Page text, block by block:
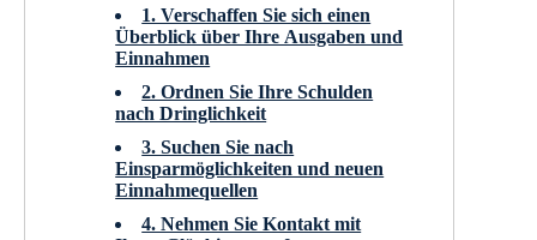
1. Verschaffen Sie sich einen
Überblick über Ihre Ausgaben und
Einnahmen
2. Ordnen Sie Ihre Schulden
nach Dringlichkeit
3. Suchen Sie nach
Einsparmöglichkeiten und neuen
Einnahmequellen
4. Nehmen Sie Kontakt mit